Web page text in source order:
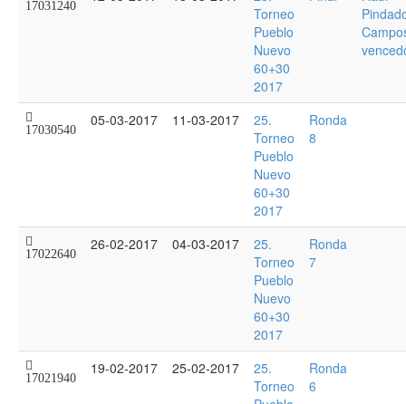
17031240
Torneo
Pueblo
Nuevo
60+30
2017
17030540
05-03-2017 11-03-2017
25.
Torneo
Pueblo
Nuevo
60+30
2017
Ronda
8
17022640
26-02-2017 04-03-2017
25.
Torneo
Pueblo
Nuevo
60+30
2017
Ronda
7
17021940
19-02-2017 25-02-2017
25.
Torneo
Ronda
6